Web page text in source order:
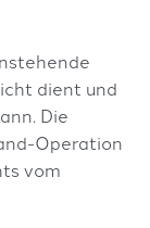
dient und
Die
Operation
vom